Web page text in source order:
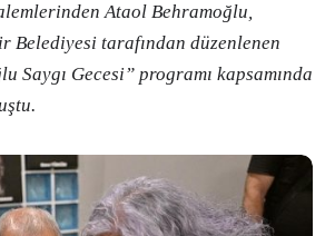
Ataol Behramoğlu,
Belediyesi tarafından düzenlenen
Saygı Gecesi” programı kapsamında